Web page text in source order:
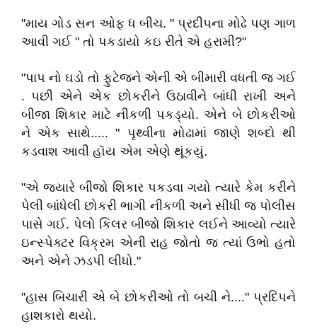
"માય ગોડ સન ઓફ ધ બીચ. " પ્રદીપના મોઢે પણ ગાળ
આવી ગઈ " તો પકડાયો કઇ રીતે એ હરામી?"
"પાપ નો ઘડો તો ફુટેજને એની એ બીમારી વધતી જ ગઈ
. પછી એને એક છોકરીને ઉઠાવીને બાંધી રાખી અને
બીજા શિકાર માટે નીકળી પકડ્યો. એને બે છોકરીઓ
ને એક સાથે..... " પૃથ્વીના મોઢામાં જાણે શબ્દો થી
કડવાશ આવી હૉય એમ એણે થૂંકયું.
"એ જ્યારે બીજો શિકાર પકડવા ગયો ત્યારે કેમ કરીને
પેલી બાંધેલી છોકરી ભાગી નીકળી અને સીધી જ પોલીસ
પાસે ગઈ. પેલો કિલર બીજો શિકાર લઈને આવ્યો ત્યારે
ઇન્સ્પેક્ટર વિક્રમ એની રાહ જોતો જ ત્યાં ઉભો હતો
અને એને ઝડપી લીધો."
"હાસ બિચારી એ બે છોકરીઓ તો બચી ને...." પ્રદિપને
હાશકારો થયો.